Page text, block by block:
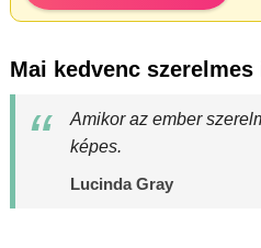
Mai kedvenc szerelmes
Amikor az ember
képes.
Lucinda Gray